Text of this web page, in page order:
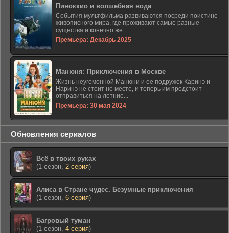
Пиноккио и волшебная вода
События мультфильма развиваются посреди поистине
живописного мира, где проживают самые разные
существа и конечно же...
Премьера: Декабрь 2025
Манюня: Приключения в Москве
Жизнь неугомонной Манюни и ее подружек Каринэ и
Наринэ не стоит не месте, и теперь им предстоит
отправиться на летние...
Премьера: 30 мая 2024
Обновления сериалов
Всё в твоих руках
(1 сезон, 2 серия)
Алиса в Стране чудес. Безумные приключения
(1 сезон, 6 серия)
Багровый туман
(1 сезон, 4 серия)